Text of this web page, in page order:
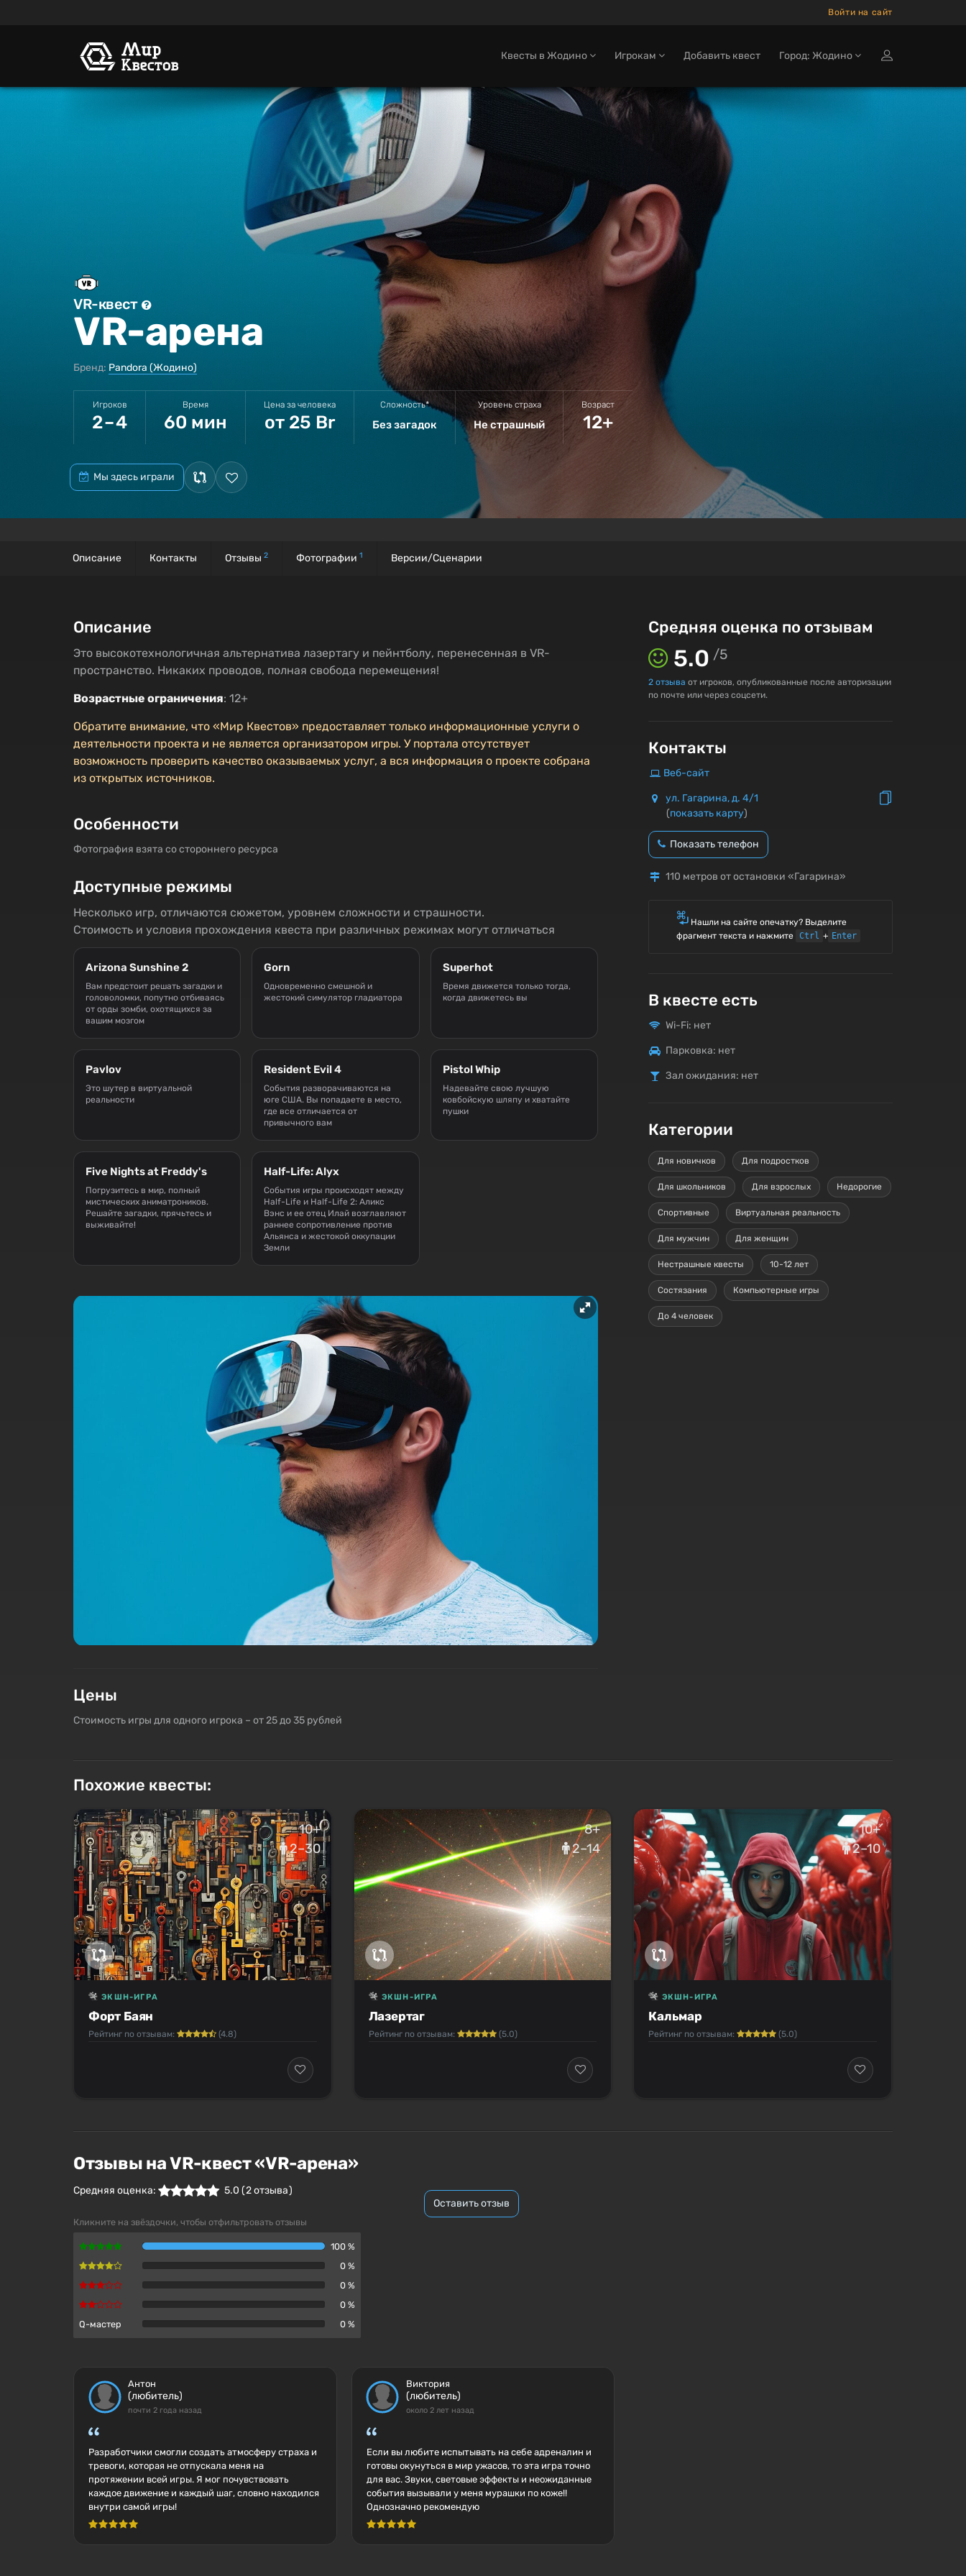
Войти на сайт
Квесты в Жодино Игрокам Добавить квест Город: Жодино
VR-квест
VR-арена
Бренд: Pandora (Жодино)
Игроков
2 – 4
Время
60 мин
Цена за человека
от 25 Br
Сложность*
Без загадок
Уровень страха
Не страшный
Возраст
12+
Мы здесь играли
Описание Контакты Отзывы 2 Фотографии 1 Версии/Сценарии
Средняя оценка по отзывам
5.0 /5
2 отзыва от игроков, опубликованные после авторизации
по почте или через соцсети.
Контакты
Веб-сайт
ул. Гагарина, д. 4/1
(показать карту)
Показать телефон
110 метров от остановки «Гагарина»
Нашли на сайте опечатку? Выделите
фрагмент текста и нажмите Ctrl + Enter
В квесте есть
Wi-Fi: нет
Парковка: нет
Зал ожидания: нет
Категории
Для новичков Для подростков
Для школьников Для взрослых Недорогие
Спортивные Виртуальная реальность
Для мужчин Для женщин
Нестрашные квесты 10-12 лет
Состязания Компьютерные игры
До 4 человек
Описание
Это высокотехнологичная альтернатива лазертагу и пейнтболу, перенесенная в VR-
пространство. Никаких проводов, полная свобода перемещения!
Возрастные ограничения: 12+
Обратите внимание, что «Мир Квестов» предоставляет только информационные услуги о
деятельности проекта и не является организатором игры. У портала отсутствует
возможность проверить качество оказываемых услуг, а вся информация о проекте собрана
из открытых источников.
Особенности
Фотография взята со стороннего ресурса
Доступные режимы
Несколько игр, отличаются сюжетом, уровнем сложности и страшности.
Стоимость и условия прохождения квеста при различных режимах могут отличаться
Arizona Sunshine 2
Вам предстоит решать загадки и
головоломки, попутно отбиваясь
от орды зомби, охотящихся за
вашим мозгом
Gorn
Одновременно смешной и
жестокий симулятор гладиатора
Superhot
Время движется только тогда,
когда движетесь вы
Pavlov
Это шутер в виртуальной
реальности
Resident Evil 4
События разворачиваются на
юге США. Вы попадаете в место,
где все отличается от
привычного вам
Pistol Whip
Надевайте свою лучшую
ковбойскую шляпу и хватайте
пушки
Five Nights at Freddy's
Погрузитесь в мир, полный
мистических аниматроников.
Решайте загадки, прячьтесь и
выживайте!
Half-Life: Alyx
События игры происходят между
Half-Life и Half-Life 2: Аликс
Вэнс и ее отец Илай возглавляют
раннее сопротивление против
Альянса и жестокой оккупации
Земли
Цены
Стоимость игры для одного игрока – от 25 до 35 рублей
Похожие квесты:
10+
2–30
Форт Баян
ЭКШН-ИГРА
Рейтинг по отзывам: (4.8)
8+
2–14
Лазертаг
ЭКШН-ИГРА
Рейтинг по отзывам: (5.0)
10+
2–10
Кальмар
ЭКШН-ИГРА
Рейтинг по отзывам: (5.0)
Отзывы на VR-квест «VR-арена»
Средняя оценка: 5.0 (2отзыва )
Кликните на звёздочки, чтобы отфильтровать отзывы
100 %
0 %
0 %
0 %
Q-мастер
0 %
Оставить отзыв
Антон
(любитель)
почти 2 года назад
Разработчики смогли создать атмосферу страха и
тревоги, которая не отпускала меня на
протяжении всей игры. Я мог почувствовать
каждое движение и каждый шаг, словно находился
внутри самой игры!
Виктория
(любитель)
около 2 лет назад
Если вы любите испытывать на себе адреналин и
готовы окунуться в мир ужасов, то эта игра точно
для вас. Звуки, световые эффекты и неожиданные
события вызывали у меня мурашки по коже!!
Однозначно рекомендую